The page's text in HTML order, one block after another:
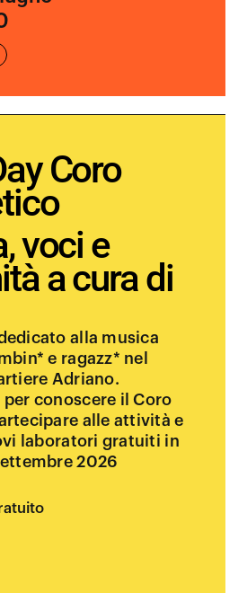
Coro
voci e
a cura di
alla musica
e ragazz* nel
Adriano.
per conoscere il Coro
alle attività e
laboratori gratuiti in
2026